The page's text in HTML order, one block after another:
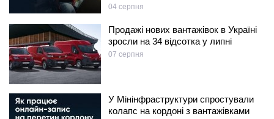
04 серпня
Продажі нових вантажівок в Україні
зросли на 34 відсотка у липні
07 серпня
У Мінінфраструктури спростували
колапс на кордоні з вантажівками